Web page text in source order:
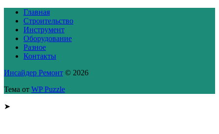
Главная
Строительство
Инструмент
Оборудование
Разное
Контакты
Инсайдер Ремонт © 2026
Тема от WP Puzzle
➤